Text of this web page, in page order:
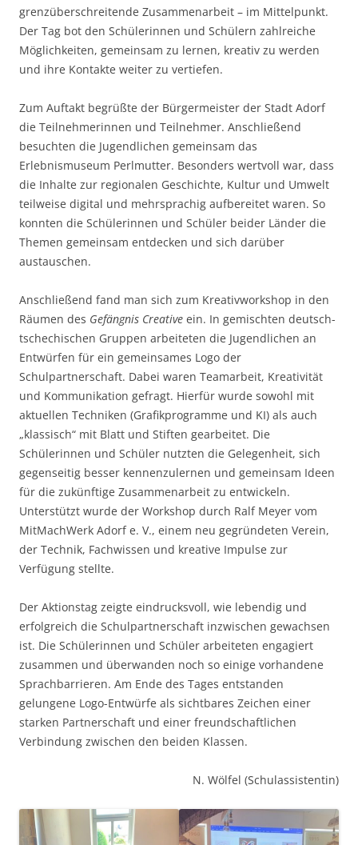
grenzüberschreitende Zusammenarbeit – im Mittelpunkt.
Der Tag bot den Schülerinnen und Schülern zahlreiche
Möglichkeiten, gemeinsam zu lernen, kreativ zu werden
und ihre Kontakte weiter zu vertiefen.
Zum Auftakt begrüßte der Bürgermeister der Stadt Adorf
die Teilnehmerinnen und Teilnehmer. Anschließend
besuchten die Jugendlichen gemeinsam das
Erlebnismuseum Perlmutter. Besonders wertvoll war, dass
die Inhalte zur regionalen Geschichte, Kultur und Umwelt
teilweise digital und mehrsprachig aufbereitet waren. So
konnten die Schülerinnen und Schüler beider Länder die
Themen gemeinsam entdecken und sich darüber
austauschen.
Anschließend fand man sich zum Kreativworkshop in den
Räumen des Gefängnis Creative ein. In gemischten deutsch-
tschechischen Gruppen arbeiteten die Jugendlichen an
Entwürfen für ein gemeinsames Logo der
Schulpartnerschaft. Dabei waren Teamarbeit, Kreativität
und Kommunikation gefragt. Hierfür wurde sowohl mit
aktuellen Techniken (Grafikprogramme und KI) als auch
„klassisch“ mit Blatt und Stiften gearbeitet. Die
Schülerinnen und Schüler nutzten die Gelegenheit, sich
gegenseitig besser kennenzulernen und gemeinsam Ideen
für die zukünftige Zusammenarbeit zu entwickeln.
Unterstützt wurde der Workshop durch Ralf Meyer vom
MitMachWerk Adorf e. V., einem neu gegründeten Verein,
der Technik, Fachwissen und kreative Impulse zur
Verfügung stellte.
Der Aktionstag zeigte eindrucksvoll, wie lebendig und
erfolgreich die Schulpartnerschaft inzwischen gewachsen
ist. Die Schülerinnen und Schüler arbeiteten engagiert
zusammen und überwanden noch so einige vorhandene
Sprachbarrieren. Am Ende des Tages entstanden
gelungene Logo-Entwürfe als sichtbares Zeichen einer
starken Partnerschaft und einer freundschaftlichen
Verbindung zwischen den beiden Klassen.
N. Wölfel (Schulassistentin)